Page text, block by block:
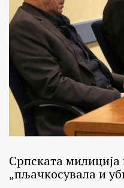
Српската
„пљачкосувала и